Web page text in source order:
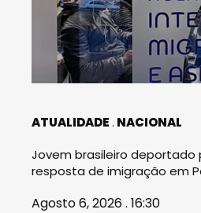
ATUALIDADE NACIONAL
Jovem brasileiro deportado
resposta de imigração em
Agosto 6, 2026 . 16:30